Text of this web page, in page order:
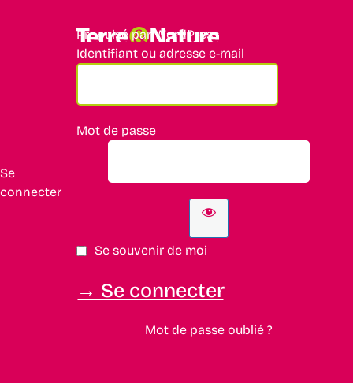
Se
connecter
Propulsé par WordPress
Identifiant ou adresse e-mail
Mot de passe
Se souvenir de moi
Mot de passe oublié ?